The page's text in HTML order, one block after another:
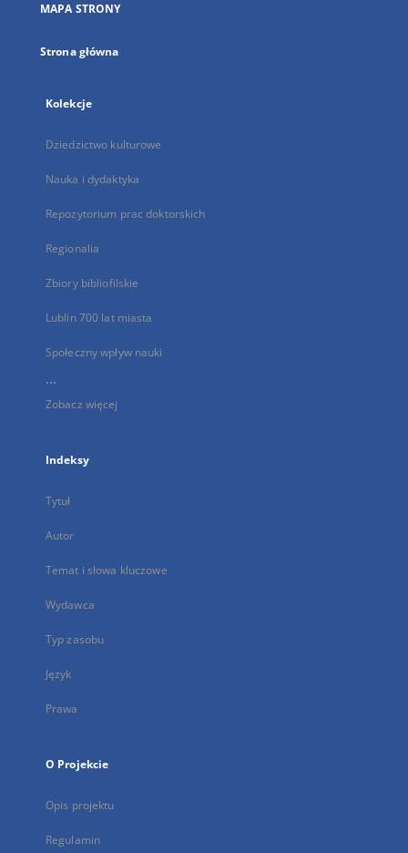
karcie
MAPA STRONY
Strona główna
Kolekcje
Dziedzictwo kulturowe
Nauka i dydaktyka
Repozytorium prac doktorskich
Regionalia
Zbiory bibliofilskie
Lublin 700 lat miasta
Społeczny wpływ nauki
...
Zobacz więcej
Indeksy
Tytuł
Autor
Temat i słowa kluczowe
Wydawca
Typ zasobu
Język
Prawa
O Projekcie
Opis projektu
Regulamin